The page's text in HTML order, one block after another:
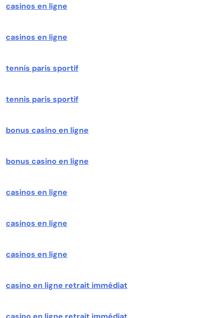
casinos en ligne
casinos en ligne
tennis paris sportif
tennis paris sportif
bonus casino en ligne
bonus casino en ligne
casinos en ligne
casinos en ligne
casinos en ligne
casino en ligne retrait immédiat